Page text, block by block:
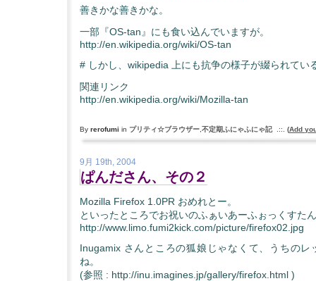
善きかな善きかな。
一部『OS-tan』にも食い込んでいますが。
http://en.wikipedia.org/wiki/OS-tan
# しかし、wikipedia 上にも抗争の様子が綴られてい
関連リンク
http://en.wikipedia.org/wiki/Mozilla-tan
By rerofumi in プリティ☆ブラウザー 不定期ふにゃふにゃ記.::. (Add
9月 19th, 2004
ぱんださん、その２
Mozilla Firefox 1.0PR おめれとー。
といったところでお祝いのふぁいあーふぉっくすた
http://www.limo.fumi2kick.com/picture/firefox02.jpg
Inugamix さんところの狐娘じゃなくて、うちのレ
ね。
(参照 : http://inu.imagines.jp/gallery/firefox.html )